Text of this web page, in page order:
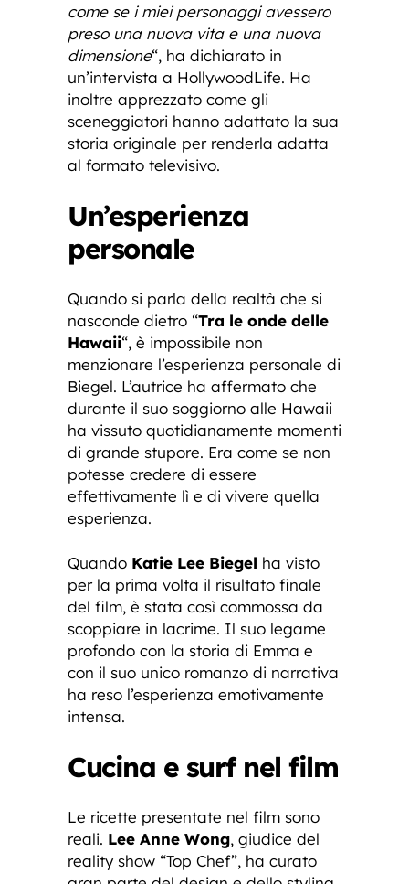
come se i miei personaggi avessero
preso una nuova vita e una nuova
dimensione“, ha dichiarato in
un’intervista a HollywoodLife. Ha
inoltre apprezzato come gli
sceneggiatori hanno adattato la sua
storia originale per renderla adatta
al formato televisivo.
Un’esperienza
personale
Quando si parla della realtà che si
nasconde dietro “Tra le onde delle
Hawaii“, è impossibile non
menzionare l’esperienza personale di
Biegel. L’autrice ha affermato che
durante il suo soggiorno alle Hawaii
ha vissuto quotidianamente momenti
di grande stupore. Era come se non
potesse credere di essere
effettivamente lì e di vivere quella
esperienza.
Quando Katie Lee Biegel ha visto
per la prima volta il risultato finale
del film, è stata così commossa da
scoppiare in lacrime. Il suo legame
profondo con la storia di Emma e
con il suo unico romanzo di narrativa
ha reso l’esperienza emotivamente
intensa.
Cucina e surf nel film
Le ricette presentate nel film sono
reali. Lee Anne Wong, giudice del
reality show “Top Chef”, ha curato